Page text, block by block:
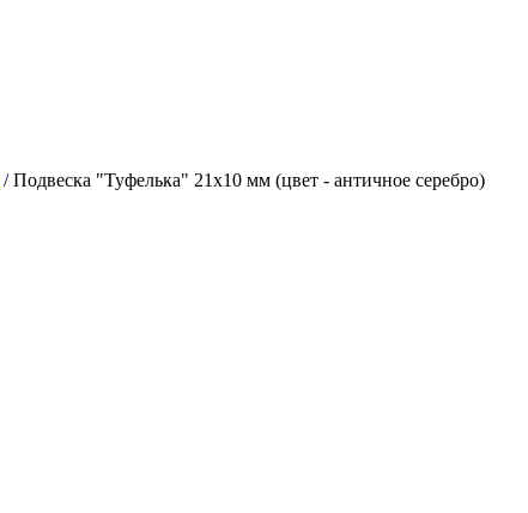
/ Подвеска "Туфелька" 21х10 мм (цвет - античное серебро)